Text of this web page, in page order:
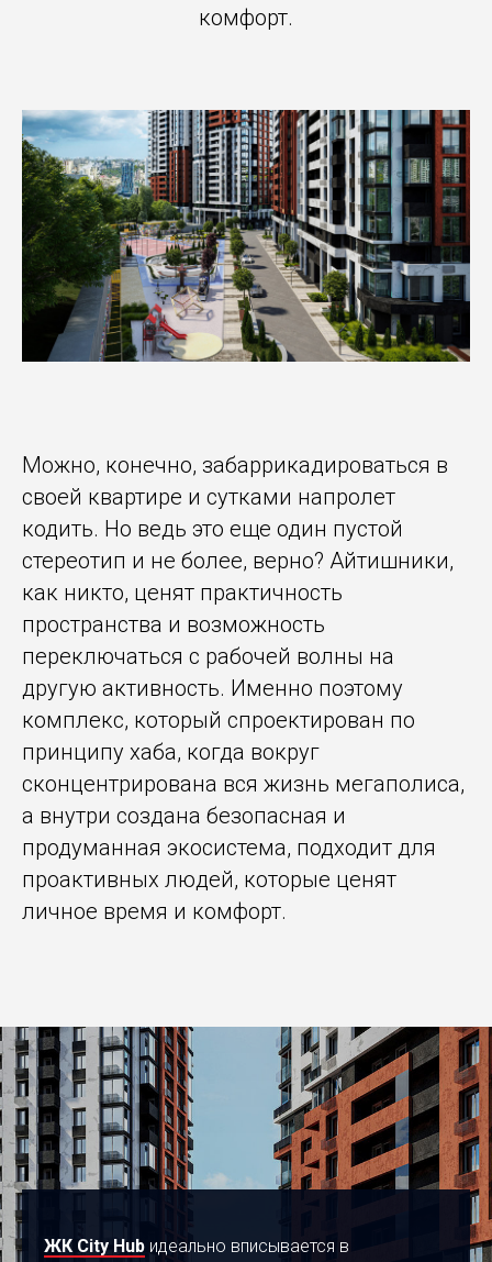
комфорт.
Можно, конечно, забаррикадироваться в
своей квартире и сутками напролет
кодить. Но ведь это еще один пустой
стереотип и не более, верно? Айтишники,
как никто, ценят практичность
пространства и возможность
переключаться с рабочей волны на
другую активность. Именно поэтому
комплекс, который спроектирован по
принципу хаба, когда вокруг
сконцентрирована вся жизнь мегаполиса,
а внутри создана безопасная и
продуманная экосистема, подходит для
проактивных людей, которые ценят
личное время и комфорт.
ЖК City Hub идеально вписывается в